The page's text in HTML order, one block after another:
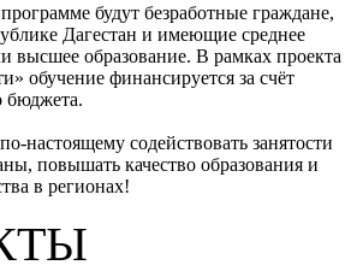
будут безработные граждане,
Дагестан и имеющие среднее
высшее образование. В рамках проекта
обучение финансируется за счёт
бюджета.
настоящему содействовать занятости
повышать качество образования и
в регионах!